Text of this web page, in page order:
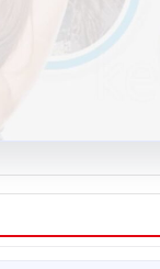
İle Dijital
Deneyimi